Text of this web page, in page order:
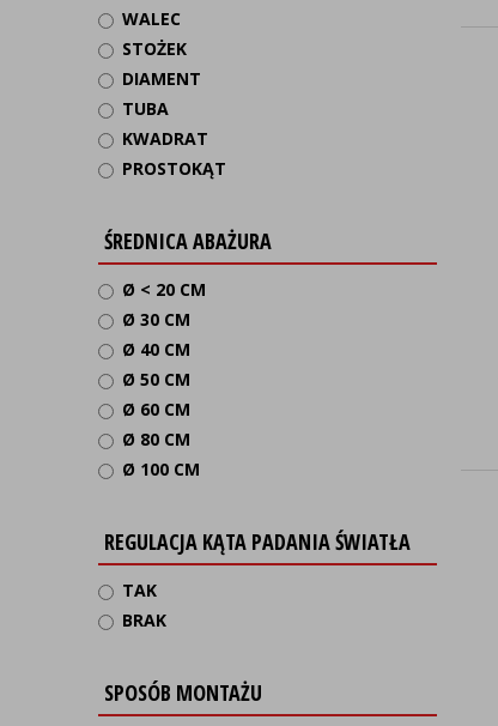
WALEC
STOŻEK
DIAMENT
TUBA
KWADRAT
PROSTOKĄT
ŚREDNICA ABAŻURA
Ø < 20 CM
Ø 30 CM
Ø 40 CM
Ø 50 CM
Ø 60 CM
Ø 80 CM
Ø 100 CM
REGULACJA KĄTA PADANIA ŚWIATŁA
TAK
BRAK
SPOSÓB MONTAŻU